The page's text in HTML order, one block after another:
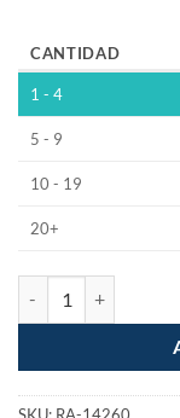
CANTIDAD
1 - 4
5 - 9
10 - 19
20+